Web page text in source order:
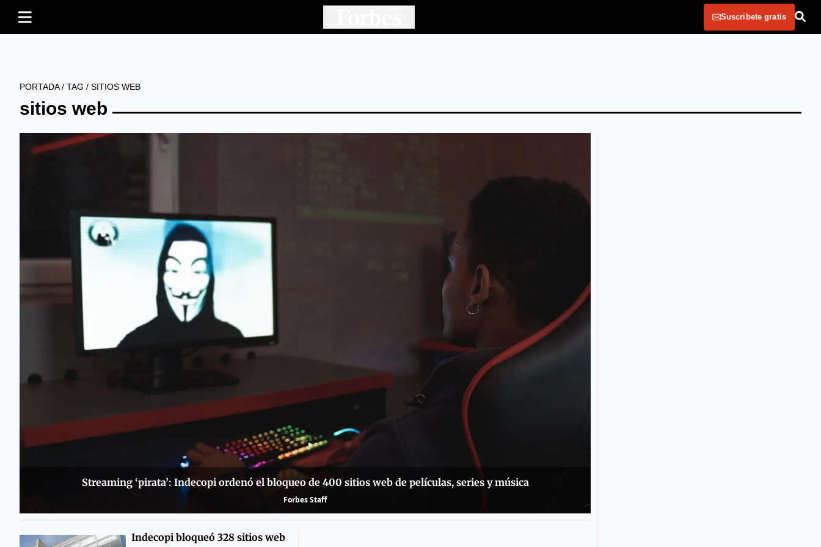
Suscribete gratis
PORTADA/ TAG / SITIOS WEB
sitios web
Streaming ‘pirata’: Indecopi ordenó el bloqueo de 400 sitios web de películas, series y música
Forbes Staff
Indecopi bloqueó 328 sitios web